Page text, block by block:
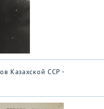
Казахской ССР -